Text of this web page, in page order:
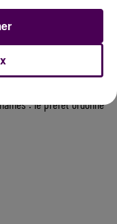
The Voice & The Voice
: le préfet ordonne